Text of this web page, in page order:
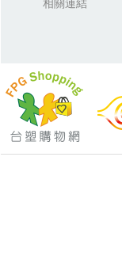
相關連結